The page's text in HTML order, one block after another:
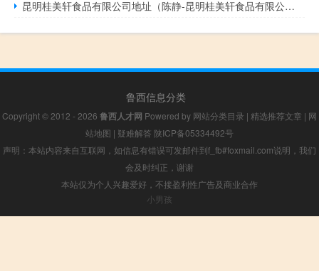
昆明桂美轩食品有限公司地址（陈静-昆明桂美轩食品有限公司董事长介绍）
鲁西信息分类
Copyright © 2012 - 2026 鲁西人才网 Powered by 网站分类目录 | 精选推荐文章 | 网
站地图 | 疑难解答 陕ICP备05334492号
声明：本站内容来自互联网，如信息有错误可发邮件到f_fb#foxmail.com说明，我们
会及时纠正，谢谢
本站仅为个人兴趣爱好，不接盈利性广告及商业合作
小男孩